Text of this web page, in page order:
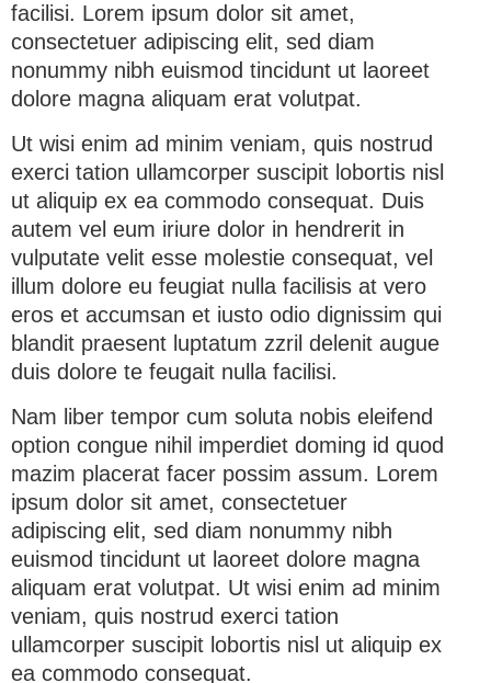
facilisi. Lorem ipsum dolor sit amet,
consectetuer adipiscing elit, sed diam
nonummy nibh euismod tincidunt ut laoreet
dolore magna aliquam erat volutpat.
Ut wisi enim ad minim veniam, quis nostrud
exerci tation ullamcorper suscipit lobortis nisl
ut aliquip ex ea commodo consequat. Duis
autem vel eum iriure dolor in hendrerit in
vulputate velit esse molestie consequat, vel
illum dolore eu feugiat nulla facilisis at vero
eros et accumsan et iusto odio dignissim qui
blandit praesent luptatum zzril delenit augue
duis dolore te feugait nulla facilisi.
Nam liber tempor cum soluta nobis eleifend
option congue nihil imperdiet doming id quod
mazim placerat facer possim assum. Lorem
ipsum dolor sit amet, consectetuer
adipiscing elit, sed diam nonummy nibh
euismod tincidunt ut laoreet dolore magna
aliquam erat volutpat. Ut wisi enim ad minim
veniam, quis nostrud exerci tation
ullamcorper suscipit lobortis nisl ut aliquip ex
ea commodo consequat.